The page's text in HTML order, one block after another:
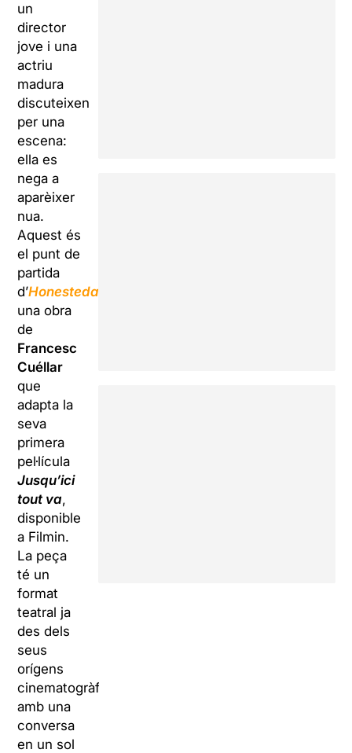
un
director
jove i una
actriu
madura
discuteixen
per una
escena:
ella es
nega a
aparèixer
nua.
Aquest és
el punt de
partida
d’Honestedat
una obra
de
Francesc
Cuéllar
que
adapta la
seva
primera
pel·lícula
Jusqu’ici
tout va,
disponible
a Filmin.
La peça
té un
format
teatral ja
des dels
seus
orígens
cinematogràfics,
amb una
conversa
en un sol